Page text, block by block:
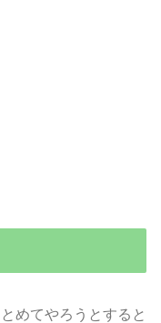
めてやろうとすると